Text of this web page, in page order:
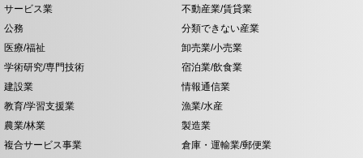
サービス業
不動産業/賃貸業
公務
分類できない産業
医療/福祉
卸売業/小売業
学術研究/専門技術
宿泊業/飲食業
建設業
情報通信業
教育/学習支援業
漁業/水産
農業/林業
製造業
複合サービス事業
倉庫・運輸業/郵便業